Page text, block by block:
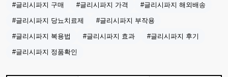
#글리시파지 구매 #글리시파지 가격 #글리시파지 해외배송
#글리시파지 당뇨치료제 #글리시파지 부작용
#글리시파지 복용법 #글리시파지 효과 #글리시파지 후기
#글리시파지 정품확인